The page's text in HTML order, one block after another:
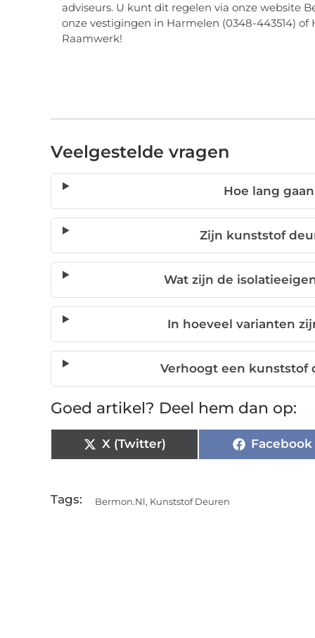
adviseurs. U kunt dit regelen via onze website
onze vestigingen in Harmelen (0348-443514)
Raamwerk!
Veelgestelde vragen
Hoe lang
Zijn kunststof
Wat zijn de
In hoeveel varianten
Verhoogt een kunststof
Goed artikel? Deel hem dan op:
X (Twitter) Facebook
Tags: Bermon.nl, Kunststof Deuren